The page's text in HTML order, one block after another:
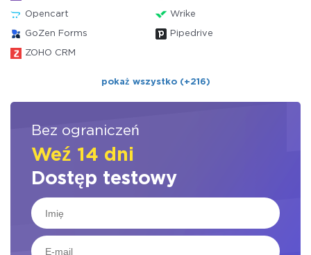
Opencart Wrike
GoZen Forms Pipedrive
ZOHO CRM
pokaż wszystko (+216)
Bez ograniczeń
Weź 14 dni
Dostęp testowy